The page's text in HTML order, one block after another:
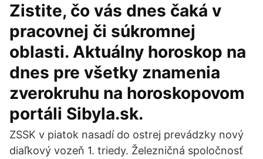
Zistite, čo vás dnes čaká v
pracovnej či súkromnej
oblasti. Aktuálny horoskop na
dnes pre všetky znamenia
zverokruhu na horoskopovom
portáli Sibyla.sk.
ZSSK v piatok nasadí do ostrej prevádzky nový
diaľkový vozeň 1. triedy. Železničná spoločnosť